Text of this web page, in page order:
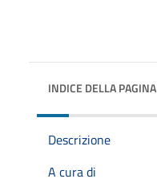
INDICE DELLA PAGINA
Descrizione
A cura di